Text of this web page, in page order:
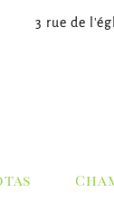
3 rue de